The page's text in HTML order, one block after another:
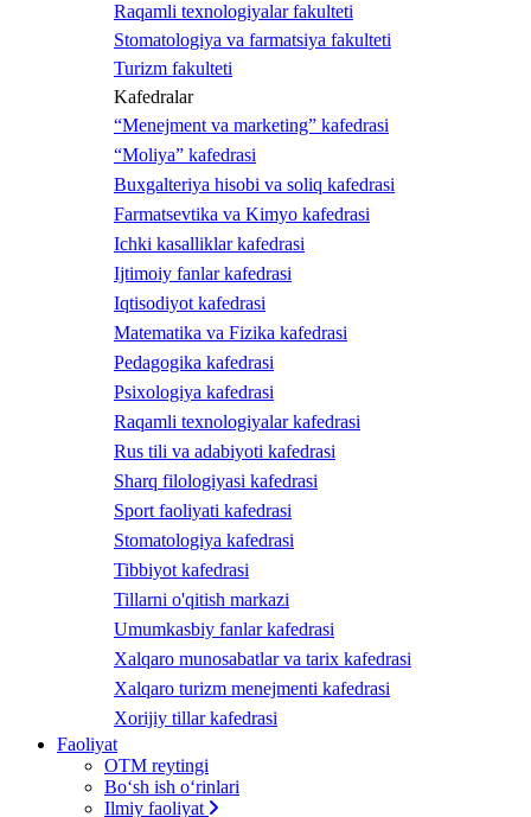
Raqamli texnologiyalar fakulteti
Stomatologiya va farmatsiya fakulteti
Turizm fakulteti
Kafedralar
“Menejment va marketing” kafedrasi
“Moliya” kafedrasi
Buxgalteriya hisobi va soliq kafedrasi
Farmatsevtika va Kimyo kafedrasi
Ichki kasalliklar kafedrasi
Ijtimoiy fanlar kafedrasi
Iqtisodiyot kafedrasi
Matematika va Fizika kafedrasi
Pedagogika kafedrasi
Psixologiya kafedrasi
Raqamli texnologiyalar kafedrasi
Rus tili va adabiyoti kafedrasi
Sharq filologiyasi kafedrasi
Sport faoliyati kafedrasi
Stomatologiya kafedrasi
Tibbiyot kafedrasi
Tillarni o'qitish markazi
Umumkasbiy fanlar kafedrasi
Xalqaro munosabatlar va tarix kafedrasi
Xalqaro turizm menejmenti kafedrasi
Xorijiy tillar kafedrasi
Faoliyat
OTM reytingi
Bo‘sh ish o‘rinlari
Ilmiy faoliyat